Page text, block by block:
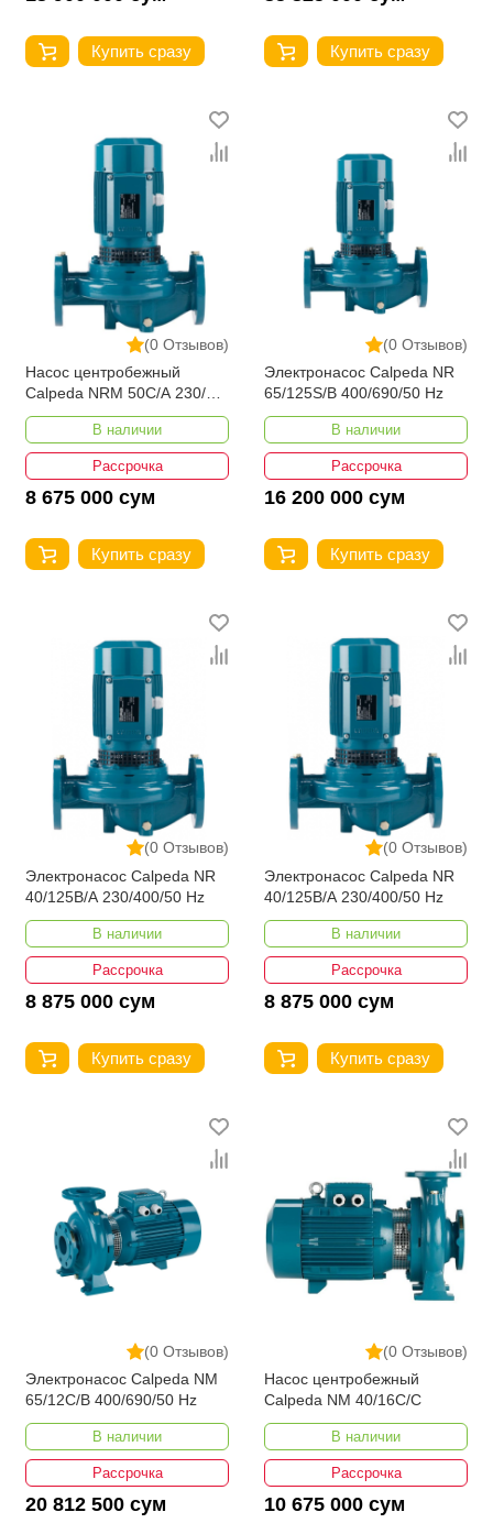
Купить сразу Купить сразу
(0 Отзывов)
Насос центробежный
Calpeda NRM 50C/A 230/50
Hz
В наличии
Рассрочка
8 675 000 сум
Купить сразу
(0 Отзывов)
Электронасос Calpeda NR
65/125S/B 400/690/50 Hz
В наличии
Рассрочка
16 200 000 сум
Купить сразу
(0 Отзывов)
Электронасос Calpeda NR
40/125B/A 230/400/50 Hz
В наличии
Рассрочка
8 875 000 сум
Купить сразу
(0 Отзывов)
Электронасос Calpeda NR
40/125B/A 230/400/50 Hz
В наличии
Рассрочка
8 875 000 сум
Купить сразу
(0 Отзывов)
Электронасос Calpeda NM
65/12C/B 400/690/50 Hz
В наличии
Рассрочка
20 812 500 сум
(0 Отзывов)
Насос центробежный
Calpeda NM 40/16C/C
В наличии
Рассрочка
10 675 000 сум